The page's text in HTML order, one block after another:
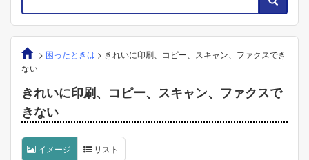
> 困ったときは > きれいに印刷、コピー、スキャン、ファクスでき
ない
きれいに印刷、コピー、スキャン、ファクスで
きない
イメージ リスト